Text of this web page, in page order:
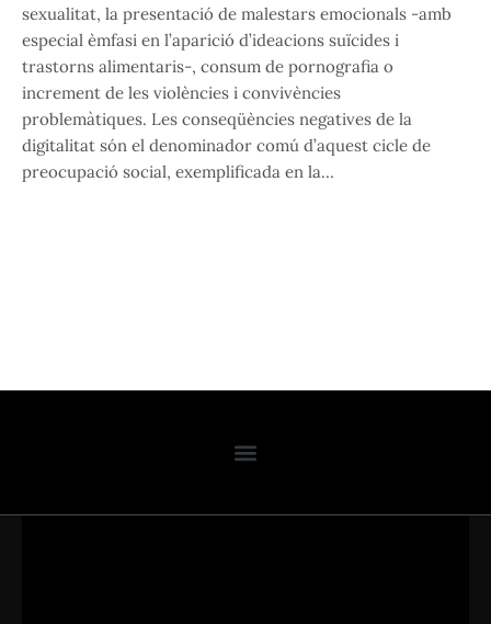
sexualitat, la presentació de malestars emocionals -amb
especial èmfasi en l’aparició d’ideacions suïcides i
trastorns alimentaris-, consum de pornografia o
increment de les violències i convivències
problemàtiques. Les conseqüències negatives de la
digitalitat són el denominador comú d’aquest cicle de
preocupació social, exemplificada en la…